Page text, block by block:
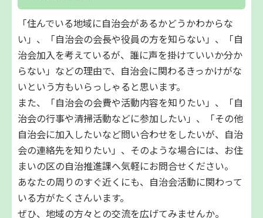
「住んでいる地域に自治会があるかどうかわからな
い」、「自治会の会長や役員の方を知らない」、「自
治会加入を考えているが、誰に声を掛けていいか分か
らない」などの理由で、自治会に関わるきっかけがな
いという方もいらっしゃると思います。
また、「自治会の会費や活動内容を知りたい」、「自
治会の行事や清掃活動などに参加したい」、「その他
自治会に加入したいなど問い合わせをしたいが、自治
会の連絡先を知りたい」、そのような場合には、お住
まいの区の自治推進課へ気軽にお問合せください。
あなたの周りのすぐ近くにも、自治会活動に関わって
いる方がたくさんいます。
ぜひ、地域の方々との交流を広げてみませんか。